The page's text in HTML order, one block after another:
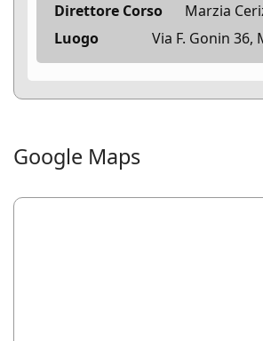
Direttore Corso
Marzia
Luogo
Via F. Gonin 36,
Google Maps